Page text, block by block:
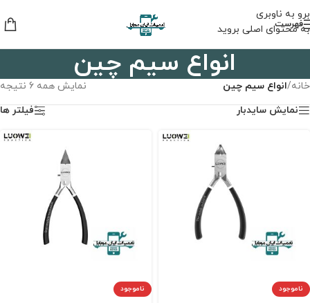
برو به ناوبری
به محتوای اصلی بروید
فهرست
انواع سیم چین
خانه/انواع سیم چین
نمایش همه 6 نتیجه
نمایش سایدبار
فیلتر ها
ناموجود ناموجود